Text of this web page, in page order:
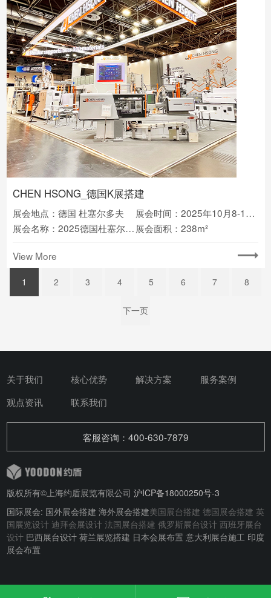
CHEN HSONG_德国K展搭建
展会地点：德国 杜塞尔多夫
展会时间：2025年10月8-15日
展会名称：2025德国杜塞尔多夫塑料及橡胶博览会K展 展会面积：238m²
View More
1 2 3 4 5 6 7 8
下一页
关于我们 核心优势 解决方案
服务案例
观点资讯
联系我们
客服咨询：400-630-7879
版权所有©上海约盾展览有限公司 沪ICP备18000250号-3
国际展会: 国外展会搭建 海外展会搭建美国展台搭建 德国展会搭建 英
国展览设计 迪拜会展设计 法国展台搭建 俄罗斯展台设计 西班牙展台
设计巴西展台设计 荷兰展览搭建 日本会展布置 意大利展台施工 印度
展会布置